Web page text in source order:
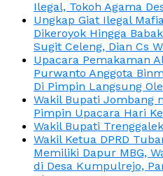
Ilegal, Tokoh Agama
Ungkap Giat Ilegal
Dikeroyok Hingga
Sugit Celeng, Dian Cs
Upacara Pemakaman
Purwanto Anggota
Di Pimpin Langsung
Wakil Bupati Jombang
Pimpin Upacara Hari
Wakil Bupati
Wakil Ketua DPRD
Memiliki Dapur MBG,
di Desa Kumpulrejo,